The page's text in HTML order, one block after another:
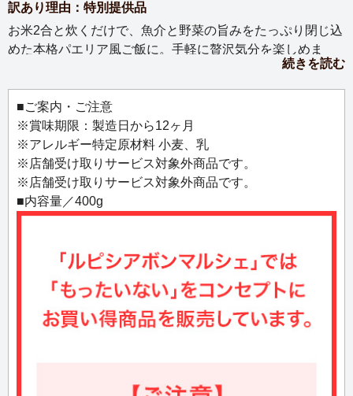
訳あり理由：特別提供品
お米2合と炊くだけで、魚介と野菜の旨みをたっぷり閉じ込
めた本格パエリア風ご飯に。手軽に贅沢気分を楽しめま
続きを読む
■ご案内・ご注意
※賞味期限：製造日から12ヶ月
※アレルギー特定原材料 小麦、乳
※店舗受け取りサービス対象外商品です。
※店舗受け取りサービス対象外商品です。
■内容量／400g